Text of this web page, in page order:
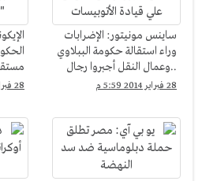
ساينس مونيتور: الإضرابات
وراء استقالة حكومة الببلاوي
..وعمال النقل أجبروا رجال
الجيش علي قيادة
28 فبراير 2014 5:59 م 28 فبراير 2014 5:59 م